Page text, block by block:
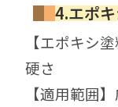
4.エポ
【エポキシ
硬さ
【適用範囲